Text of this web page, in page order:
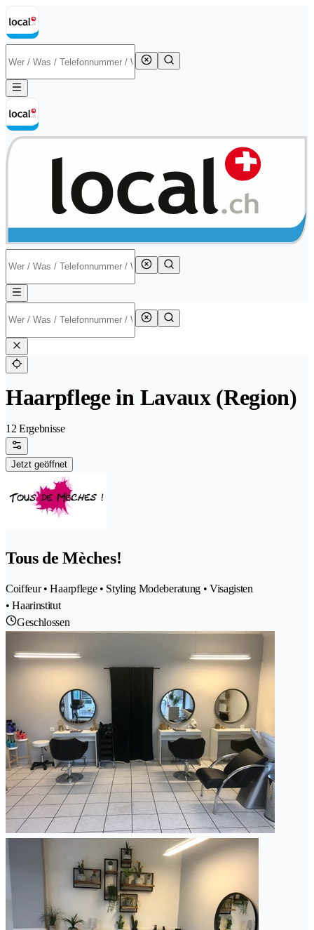
Haarpflege in Lavaux (Region)
12 Ergebnisse
Jetzt geöffnet
Tous de Mèches!
Coiffeur • Haarpflege • Styling Modeberatung • Visagisten
• Haarinstitut
Geschlossen